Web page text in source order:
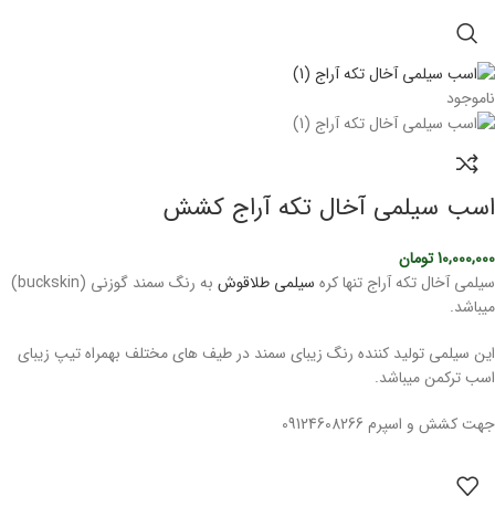
ناموجود
اسب سیلمی آخال تکه آراج کشش
10,000,000تومان
سیلمی آخال تکه آراج تنها کره سیلمی طلاقوش
به رنگ سمند گوزنی (buckskin)
میباشد.
این سیلمی تولید کننده رنگ زیبای سمند در طیف های مختلف بهمراه تیپ زیبای
اسب ترکمن میباشد.
جهت کشش و اسپرم 09124608266